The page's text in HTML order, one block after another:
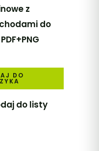
z
do
DO